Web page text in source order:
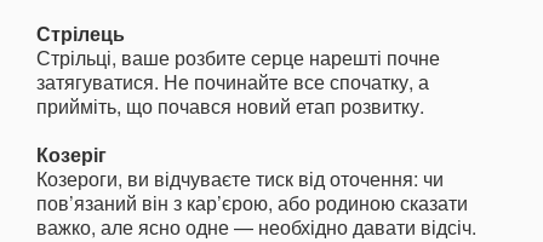
Стрілець
Стрільці, ваше розбите серце нарешті почне
затягуватися. Не починайте все спочатку, а
прийміть, що почався новий етап розвитку.
Козеріг
Козероги, ви відчуваєте тиск від оточення: чи
пов’язаний він з кар’єрою, або родиною сказати
важко, але ясно одне — необхідно давати відсіч.